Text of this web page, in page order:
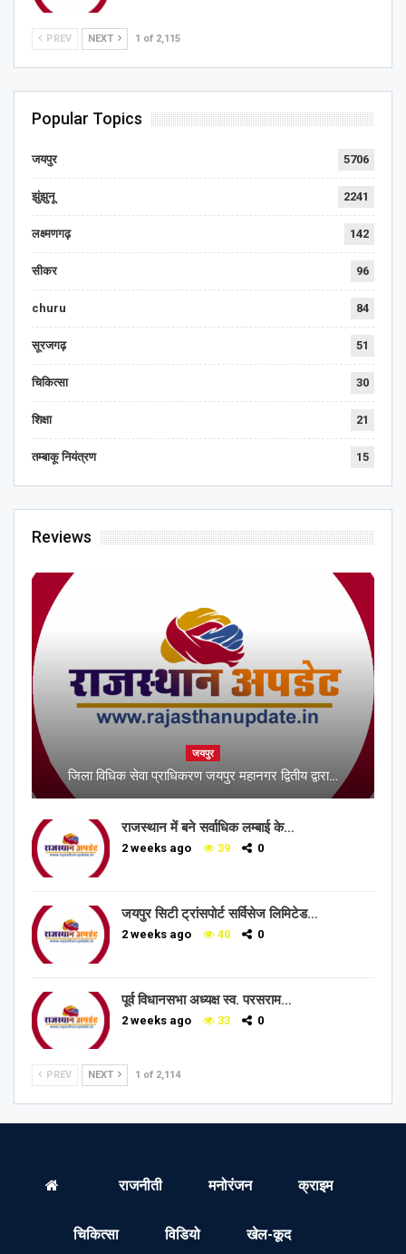
PREV NEXT 1 of 2,115
Popular Topics
जयपुर 5706
झुंझुनू 2241
लक्ष्मणगढ़ 142
सीकर 96
churu 84
सूरजगढ़ 51
चिकित्सा 30
शिक्षा 21
तम्बाकू नियंत्रण 15
Reviews
जयपुर
जिला विधिक सेवा प्राधिकरण जयपुर महानगर द्वितीय द्वारा…
राजस्थान में बने सर्वाधिक लम्बाई के…
2 weeks ago 39 0
जयपुर सिटी ट्रांसपोर्ट सर्विसेज लिमिटेड…
2 weeks ago 40 0
पूर्व विधानसभा अध्यक्ष स्व. परसराम…
2 weeks ago 33 0
PREV NEXT 1 of 2,114
राजनीती मनोरंजन क्राइम
चिकित्सा विडियो खेल-कूद